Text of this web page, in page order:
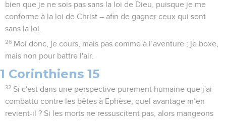
bien que je ne sois pas sans la loi de Dieu, puisque je me
conforme à la loi de Christ – afin de gagner ceux qui sont
sans la loi.
26 Moi donc, je cours, mais pas comme à l’aventure ; je boxe,
mais non pour battre l'air.
1 Corinthiens 15
32 Si c'est dans une perspective purement humaine que j'ai
combattu contre les bêtes à Ephèse, quel avantage m’en
revient-il ? Si les morts ne ressuscitent pas, alors mangeons